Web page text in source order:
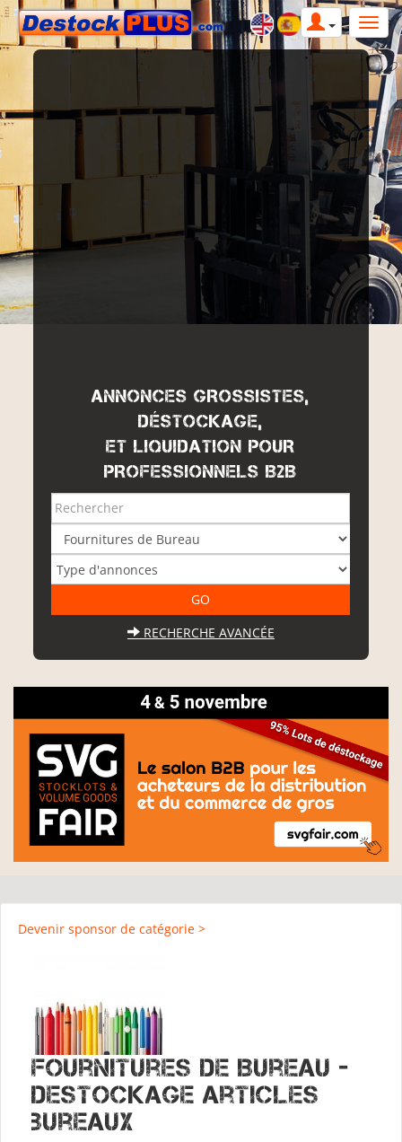
ANNONCES GROSSISTES,
DÉSTOCKAGE,
ET LIQUIDATION POUR
PROFESSIONNELS B2B
RECHERCHE AVANCÉE
Devenir sponsor de catégorie >
Fournitures de Bureau -
destockage articles
bureaux